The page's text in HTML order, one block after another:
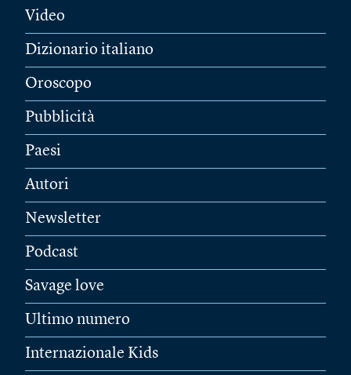
Video
Dizionario italiano
Oroscopo
Pubblicità
Paesi
Autori
Newsletter
Podcast
Savage love
Ultimo numero
Internazionale Kids